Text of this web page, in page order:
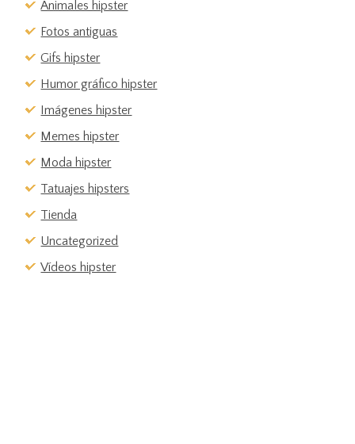
Animales hipster
Fotos antiguas
Gifs hipster
Humor gráfico hipster
Imágenes hipster
Memes hipster
Moda hipster
Tatuajes hipsters
Tienda
Uncategorized
Vídeos hipster